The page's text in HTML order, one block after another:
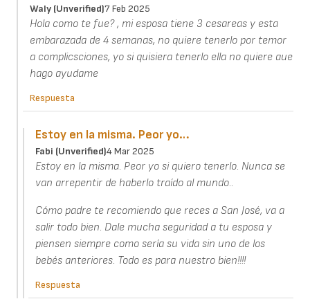
Waly (unverified)7 Feb 2025
Hola como te fue? , mi esposa tiene 3 cesareas y esta
embarazada de 4 semanas, no quiere tenerlo por temor
a complicsciones, yo si quisiera tenerlo ella no quiere aue
hago ayudame
Respuesta
Estoy en la misma. Peor yo…
Fabi (unverified)4 Mar 2025
Estoy en la misma. Peor yo si quiero tenerlo. Nunca se
van arrepentir de haberlo traído al mundo..
Cómo padre te recomiendo que reces a San José, va a
salir todo bien. Dale mucha seguridad a tu esposa y
piensen siempre como sería su vida sin uno de los
bebés anteriores. Todo es para nuestro bien!!!!
Respuesta